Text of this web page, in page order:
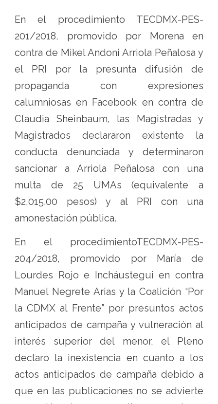
En el procedimiento TECDMX-PES-
201/2018, promovido por Morena en
contra de Mikel Andoni Arriola Peñalosa y
el PRI por la presunta difusión de
propaganda con expresiones
calumniosas en Facebook en contra de
Claudia Sheinbaum, las Magistradas y
Magistrados declararon existente la
conducta denunciada y determinaron
sancionar a Arriola Peñalosa con una
multa de 25 UMAs (equivalente a
$2,015.00 pesos) y al PRI con una
amonestación pública.
En el procedimientoTECDMX-PES-
204/2018, promovido por María de
Lourdes Rojo e Incháustegui en contra
Manuel Negrete Arias y la Coalición “Por
la CDMX al Frente” por presuntos actos
anticipados de campaña y vulneración al
interés superior del menor, el Pleno
declaro la inexistencia en cuanto a los
actos anticipados de campaña debido a
que en las publicaciones no se advierte